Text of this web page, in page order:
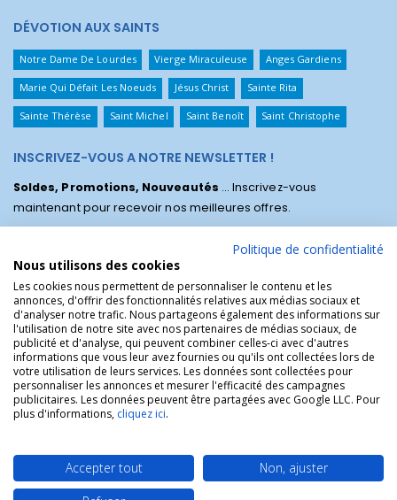
DÉVOTION AUX SAINTS
Notre Dame De Lourdes Vierge Miraculeuse Anges Gardiens
Marie Qui Défait Les Noeuds Jésus Christ Sainte Rita
Sainte Thérèse Saint Michel Saint Benoît Saint Christophe
INSCRIVEZ-VOUS A NOTRE NEWSLETTER !
Soldes, Promotions, Nouveautés ... Inscrivez-vous
maintenant pour recevoir nos meilleures offres.
La Boutique des Chrétiens © | La boutique religieuse chrétienne de
référence !.
Politique de confidentialité
Nous utilisons des cookies
Les cookies nous permettent de personnaliser le contenu et les
annonces, d'offrir des fonctionnalités relatives aux médias sociaux et
d'analyser notre trafic. Nous partageons également des informations sur
l'utilisation de notre site avec nos partenaires de médias sociaux, de
publicité et d'analyse, qui peuvent combiner celles-ci avec d'autres
informations que vous leur avez fournies ou qu'ils ont collectées lors de
votre utilisation de leurs services. Les données sont collectées pour
personnaliser les annonces et mesurer l'efficacité des campagnes
publicitaires. Les données peuvent être partagées avec Google LLC. Pour
plus d'informations, cliquez ici.
Accepter tout
Non, ajuster